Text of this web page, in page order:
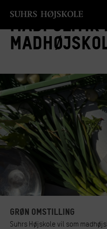
Madpolitik
Grøn Omstilling
Suhrs Højskole vil som